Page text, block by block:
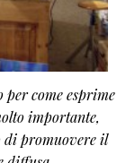
per come esprime
importante,
di promuovere il